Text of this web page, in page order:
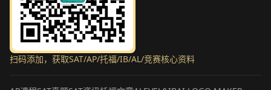
扫码添加，获取SAT/AP/托福/IB/AL/竞赛核心资料